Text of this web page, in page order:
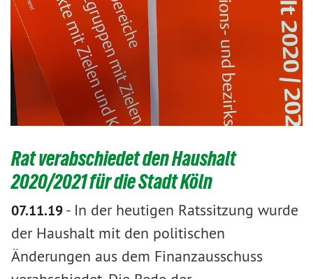
Rat verabschiedet den Haushalt
2020/2021 für die Stadt Köln
07.11.19- In der heutigen Ratssitzung wurde
der Haushalt mit den politischen
Änderungen aus dem Finanzausschuss